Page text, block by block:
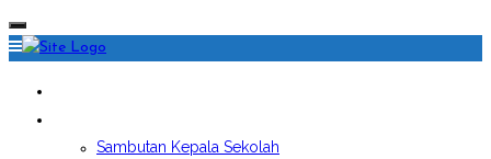
Sambutan Kepala Sekolah